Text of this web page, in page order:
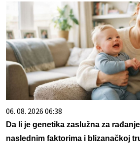
06. 08. 2026 06:38
Da li je genetika zaslužna za
naslednim faktorima i blizanačkoj